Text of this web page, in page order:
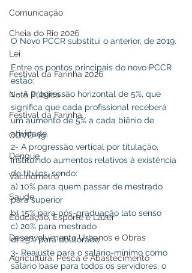
Comunicação
Cheia do Rio 2026
Lei
Festival da Farinha 2026
Nota Pública
Festival da Farinha
COVD-19
Dengue
Vacinômetro
Saúde
Educação, Esporte e Lazer
Desenvolvimento Urbanos e Obras
Agricultura, Pesca e Abastecimento
O Novo PCCR substitui o anterior, de 2019.
Entre os pontos principais do novo PCCR
estão:
1 - A progressão horizontal de 5%, que
significa que cada profissional receberá
um aumento de 5% a cada biênio de
atividade.
2- A progressão vertical por titulação,
instituindo aumentos relativos à existência
de títulos, sendo:
a) 10% para quem passar de mestrado
para superior
b) 15% para pós-graduação lato senso
c) 20% para mestrado
d) 25% para doutorado
3- Reajuste para o salário-mínimo como
salário base para todos os servidores, o